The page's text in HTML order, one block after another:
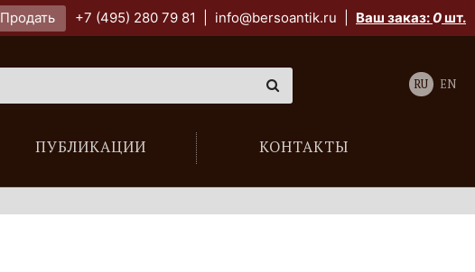
Продать +7 (495) 280 79 81 info@bersoantik.ru Ваш заказ:0шт.
ПУБЛИКАЦИИ КОНТАКТЫ
RU EN